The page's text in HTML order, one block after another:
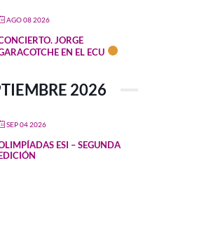
AGO 08 2026
JORGE
EN EL ECU
2026
SEP 04 2026
ESI – SEGUNDA